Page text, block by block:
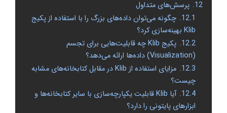
12. پرسش‌های متداول
12.1. چگونه می‌توان داده‌های بزرگ را با استفاده از پکیج
Klib بهینه‌سازی کرد؟
12.2.
پکیج Klib چه قابلیت‌هایی برای تجسم
(Visualization) داده‌ها ارائه می‌دهد؟
12.3.
مزایای استفاده از Klib در مقابل کتابخانه‌های مشابه
چیست؟
12.4.
آیا Klib قابلیت یکپارچه‌سازی با سایر کتابخانه‌ها و
ابزارهای پایتونی را دارد؟